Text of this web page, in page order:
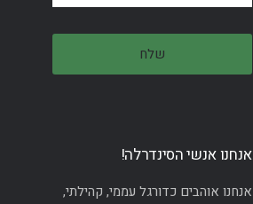
אנחנו אנשי הסינדרלה!
אנחנו אוהבים כדורגל עממי, קהילתי,